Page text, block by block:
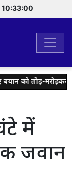
10:33:00
को तोड़-मरोड़कर
में
जवान